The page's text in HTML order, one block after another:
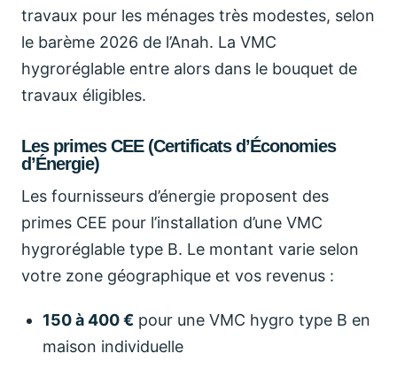
travaux pour les ménages très modestes, selon
le barème 2026 de l’Anah. La VMC
hygroréglable entre alors dans le bouquet de
travaux éligibles.
Les primes CEE (Certificats d’Économies
d’Énergie)
Les fournisseurs d’énergie proposent des
primes CEE pour l’installation d’une VMC
hygroréglable type B. Le montant varie selon
votre zone géographique et vos revenus :
150 à 400 € pour une VMC hygro type B en
maison individuelle